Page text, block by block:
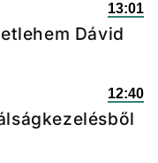
13:01
Dávid
12:40